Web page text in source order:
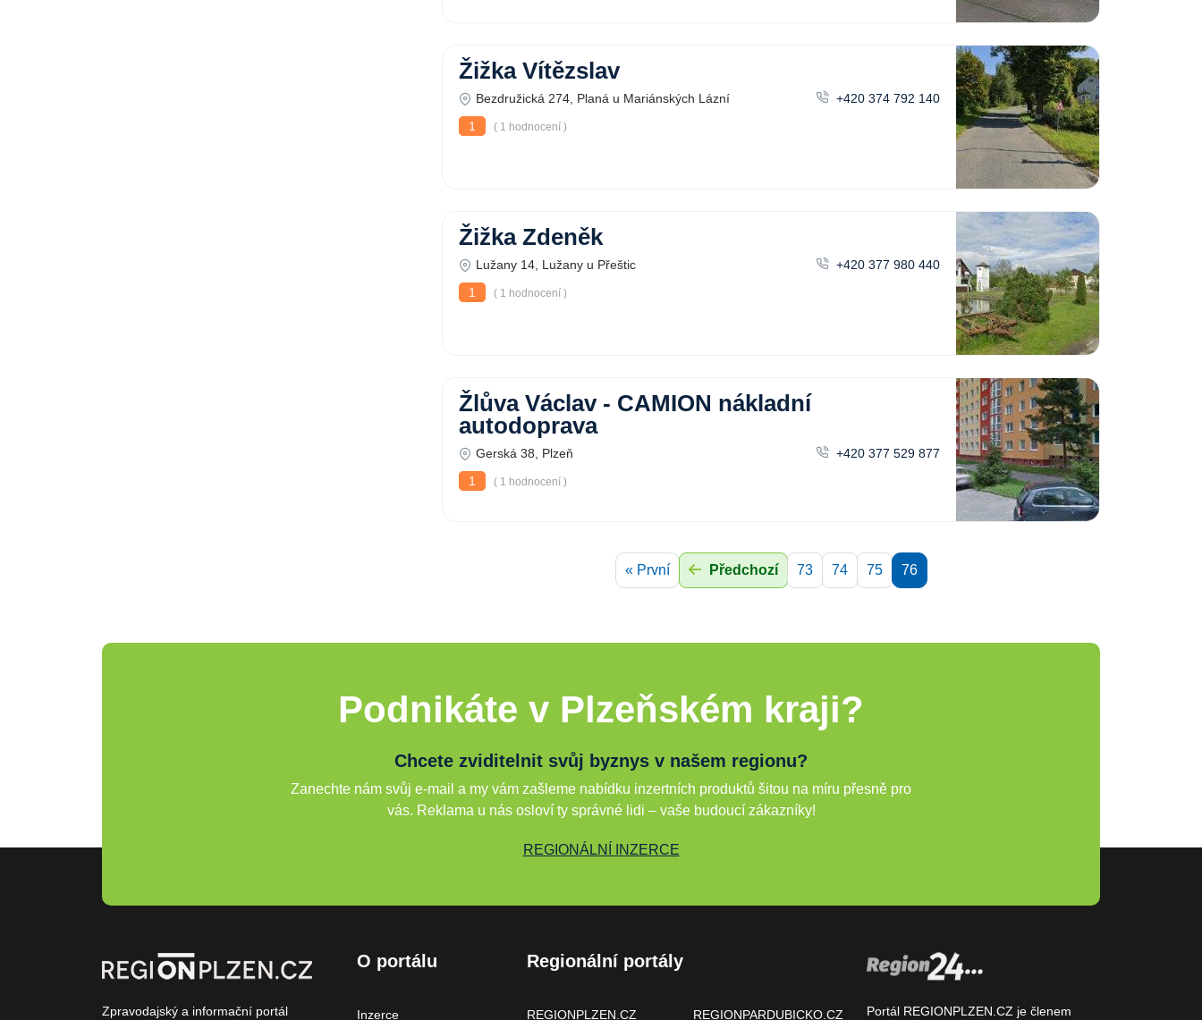
Žižka Vítězslav
Bezdružická 274, Planá u Mariánských Lázní
+420 374 792 140
1
( 1 hodnocení )
Žižka Zdeněk
Lužany 14, Lužany u Přeštic
+420 377 980 440
1
( 1 hodnocení )
Žlůva Václav - CAMION nákladní
autodoprava
Gerská 38, Plzeň
+420 377 529 877
1
( 1 hodnocení )
« První Předchozí 73 74 75 76
Podnikáte v Plzeňském kraji?
Chcete zviditelnit svůj byznys v našem regionu?
Zanechte nám svůj e-mail a my vám zašleme nabídku inzertních produktů šitou na míru přesně pro
vás. Reklama u nás osloví ty správné lidi – vaše budoucí zákazníky!
REGIONÁLNÍ INZERCE
Zpravodajský a informační portál
O portálu
Inzerce
Regionální portály
REGIONPLZEN.CZ REGIONPARDUBICKO.CZ Portál REGIONPLZEN.CZ je členem